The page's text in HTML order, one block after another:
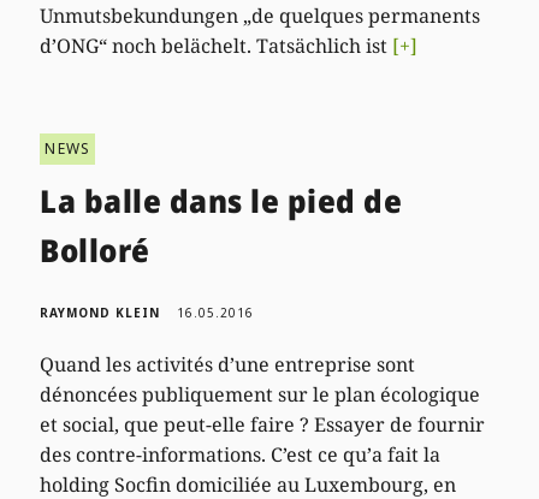
Unmutsbekundungen „de quelques permanents
d’ONG“ noch belächelt. Tatsächlich ist [+]
NEWS
La balle dans le pied de
Bolloré
RAYMOND KLEIN 16.05.2016
Quand les activités d’une entreprise sont
dénoncées publiquement sur le plan écologique
et social, que peut-elle faire ? Essayer de fournir
des contre-informations. C’est ce qu’a fait la
holding Socfin domiciliée au Luxembourg, en